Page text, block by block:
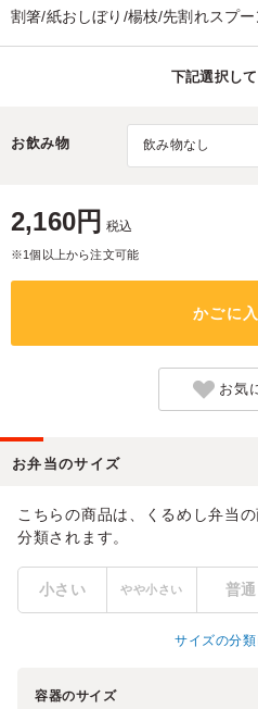
割箸/紙おしぼり/楊枝/先割れスプー
下記選択し
お飲み物
2,160円 税込
※1個以上から注文可能
かごに
お気
お弁当のサイズ
こちらの商品は、くるめし弁当
分類されます。
小さい やや小さい 普通
サイズの分
容器のサイズ